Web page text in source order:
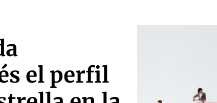
el perfil